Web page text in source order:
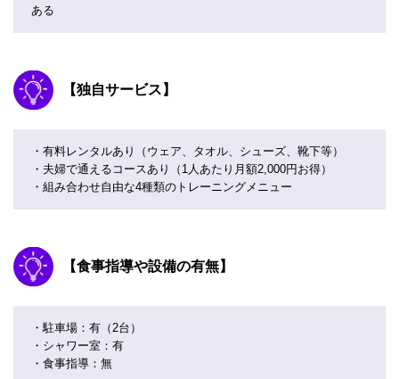
ある
【独自サービス】
・有料レンタルあり（ウェア、タオル、シューズ、靴下等）
・夫婦で通えるコースあり（1人あたり月額2,000円お得）
・組み合わせ自由な4種類のトレーニングメニュー
【食事指導や設備の有無】
・駐車場：有（2台）
・シャワー室：有
・食事指導：無